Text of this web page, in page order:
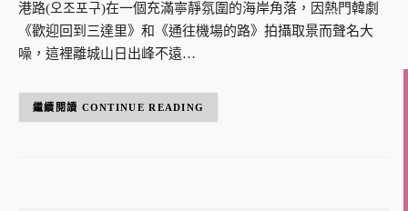
港路(오조포구)在一個充滿寧靜氛圍的海岸角落，因熱門韓劇
《歡迎回到三達里》和《通往機場的路》拍攝取景而聲名大
噪，這裡離城山日出峰不遠…
CONTINUE READING